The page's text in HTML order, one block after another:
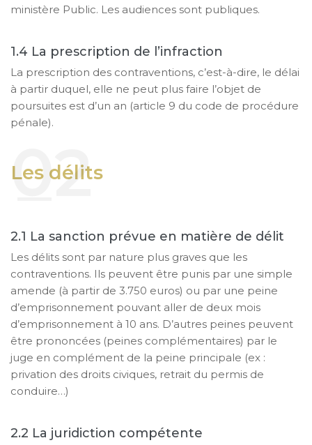
ministère Public. Les audiences sont publiques.
La prescription de l’infraction
La prescription des contraventions, c’est-à-dire, le délai
à partir duquel, elle ne peut plus faire l’objet de
poursuites est d’un an (article 9 du code de procédure
pénale).
Les délits
La sanction prévue en matière de délit
Les délits sont par nature plus graves que les
contraventions. Ils peuvent être punis par une simple
amende (à partir de 3.750 euros) ou par une peine
d’emprisonnement pouvant aller de deux mois
d’emprisonnement à 10 ans. D’autres peines peuvent
être prononcées (peines complémentaires) par le
juge en complément de la peine principale (ex :
privation des droits civiques, retrait du permis de
conduire…)
La juridiction compétente